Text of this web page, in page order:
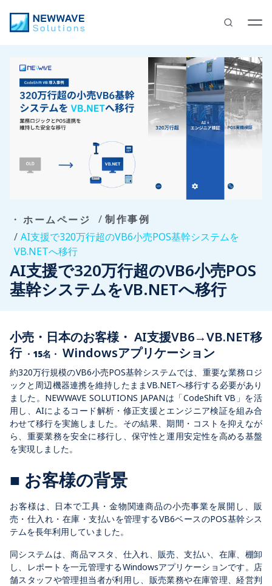
ホームページ
制作事例
AI支援で320万行超のVB6小売POS基幹システムを
VB.NETへ移行
AI支援で320万行超のVB6小売POS
基幹システムをVB.NETへ移行
小売・日本のお客様・ AI支援VB6→VB.NET移
行・ 15名・ Windowsアプリケーション
約320万行規模のVB6小売POS基幹システムでは、重要な業務ロジ
ックと周辺機器連携を維持したままVB.NETへ移行する必要があり
ました。NEWWAVE SOLUTIONS JAPANは「CodeShift VB」を活
用し、AIによるコード解析・修正支援とエンジニア検証を組み合
わせて移行を実施しました。その結果、期間・コストを抑えなが
ら、重要業務を安全に移行し、保守性と運用安定性を高める基盤
を実現しました。
■ お客様の背景
お客様は、日本で工具・金物関連商品の小売事業を展開し、販
売・仕入れ・在庫・支払いを管理するVB6ベースのPOS基幹シス
テムを長年利用していました。
同システムは、商品マスタ、仕入れ、販売、支払い、在庫、棚卸
し、レポートを一元管理するWindowsアプリケーションです。店
舗スタッフや管理担当者が利用し、販売業務や在庫管理、経営判